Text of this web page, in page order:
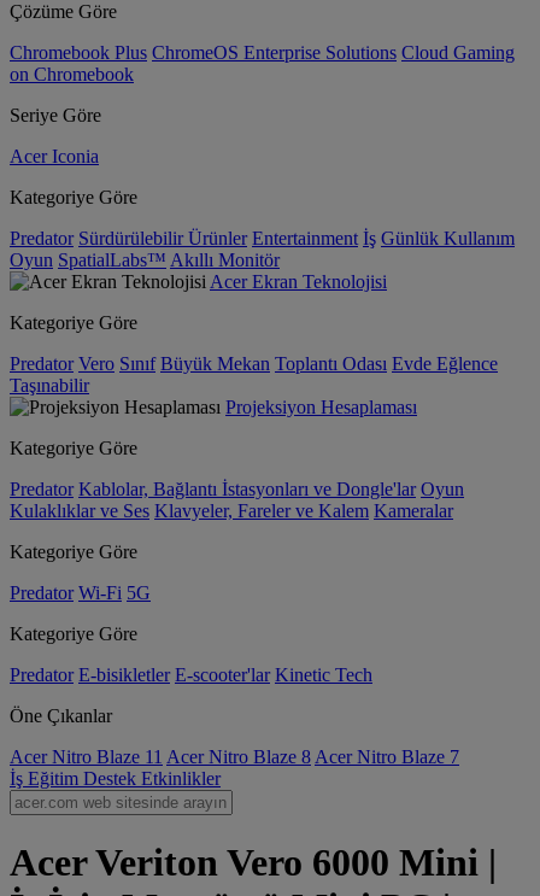
Çözüme Göre
Chromebook Plus ChromeOS Enterprise Solutions Cloud Gaming
on Chromebook
Seriye Göre
Acer Iconia
Kategoriye Göre
Predator Sürdürülebilir Ürünler Entertainment İş Günlük Kullanım
Oyun SpatialLabs™ Akıllı Monitör
Acer Ekran Teknolojisi
Kategoriye Göre
Predator Vero Sınıf Büyük Mekan Toplantı Odası Evde Eğlence
Taşınabilir
Projeksiyon Hesaplaması
Kategoriye Göre
Predator Kablolar, Bağlantı İstasyonları ve Dongle'lar Oyun
Kulaklıklar ve Ses Klavyeler, Fareler ve Kalem Kameralar
Kategoriye Göre
Predator Wi-Fi 5G
Kategoriye Göre
Predator E-bisikletler E-scooter'lar Kinetic Tech
Öne Çıkanlar
Acer Nitro Blaze 11 Acer Nitro Blaze 8 Acer Nitro Blaze 7
İş Eğitim Destek Etkinlikler
Acer Veriton Vero 6000 Mini |